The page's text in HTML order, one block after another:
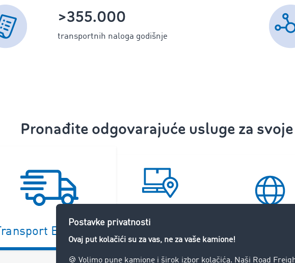
>355.000
transportnih naloga godišnje
Pronađite odgovarajuće usluge za
Transport Exchange
Visibility